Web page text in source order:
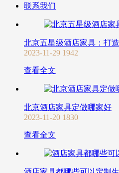
联系我们
北京五星级酒店家具：打
2023-11-29 1942
查看全文
北京酒店家具定做哪家好
2023-11-20 1830
查看全文